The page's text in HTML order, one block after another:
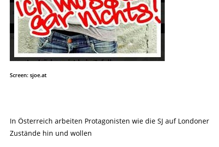
Screen: sjoe.at
In Österreich arbeiten Protagonisten wie die SJ auf Londoner
Zustände hin und wollen